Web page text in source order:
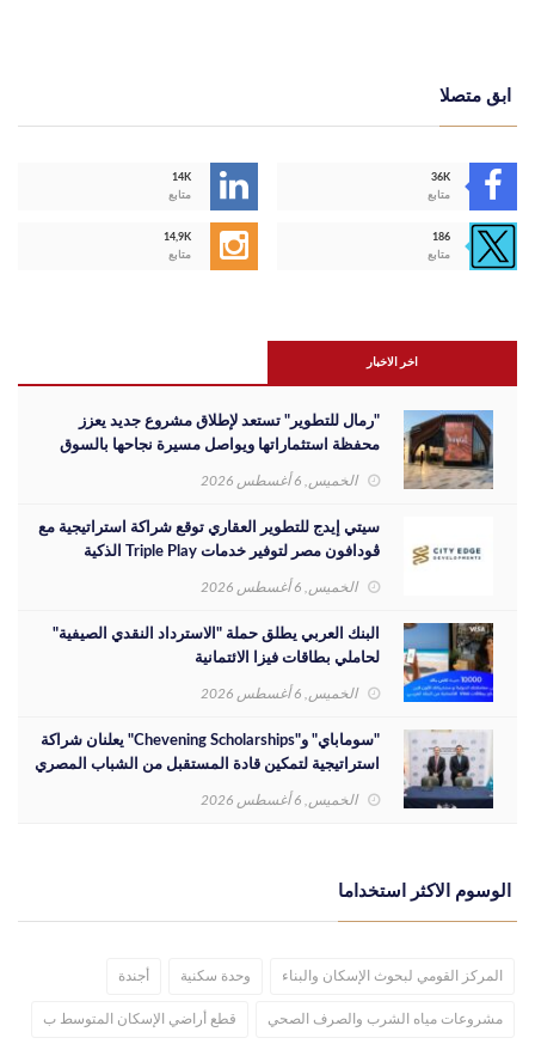
ابق متصلا
14K
متابع
36K
متابع
14,9K
متابع
186
متابع
اخر الاخبار
"رمال للتطوير" تستعد لإطلاق مشروع جديد يعزز
محفظة استثماراتها ويواصل مسيرة نجاحها بالسوق
الخميس, 6 أغسطس 2026
سيتي إيدج للتطوير العقاري توقع شراكة استراتيجية مع
ڤودافون مصر لتوفير خدمات Triple Play الذكية
بمشروع داون تاون بمدينة العلمين الجديدة
الخميس, 6 أغسطس 2026
البنك العربي يطلق حملة "الاسترداد النقدي الصيفية"
لحاملي بطاقات فيزا الائتمانية
الخميس, 6 أغسطس 2026
"سوماباي" و"Chevening Scholarships" يعلنان شراكة
استراتيجية لتمكين قادة المستقبل من الشباب المصري
الخميس, 6 أغسطس 2026
الوسوم الاكثر استخداما
المركز القومي لبحوث الإسكان والبناء وحدة سكنية أجندة
مشروعات مياه الشرب والصرف الصحي قطع أراضي الإسكان المتوسط ب